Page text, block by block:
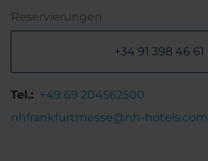
Reservierungen
+34 91 398 46 61
Tel.: +49 69 204562500
nhfrankfurtmesse@nh-hotels.com